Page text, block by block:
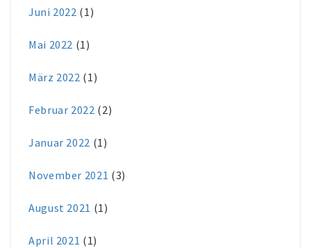
Juni 2022 (1)
Mai 2022 (1)
März 2022 (1)
Februar 2022 (2)
Januar 2022 (1)
November 2021 (3)
August 2021 (1)
April 2021 (1)